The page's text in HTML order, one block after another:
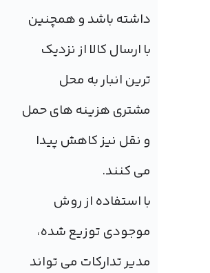
داشته باشد و همچنین
با ارسال کالا از نزدیک
ترین انبار به محل
مشتری هزینه های حمل
و نقل نیز کاهش پیدا
می کنند.
با استفاده از روش
موجودی توزیع شده،
مدیر تدارکات می تواند